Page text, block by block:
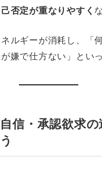
否定が重なりやすく
ルギーが消耗し、「
嫌で仕方ない」とい
信・承認欲求